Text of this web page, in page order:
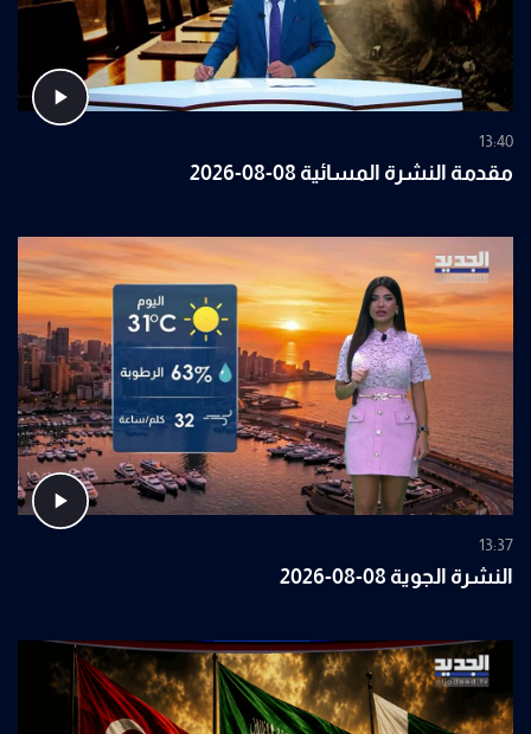
13:40
مقدمة النشرة المسائية 08-08-2026
13:37
النشرة الجوية 08-08-2026